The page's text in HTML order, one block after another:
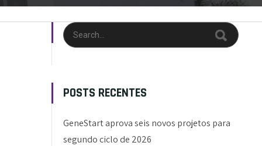
POSTS RECENTES
GeneStart aprova seis novos projetos para
segundo ciclo de 2026